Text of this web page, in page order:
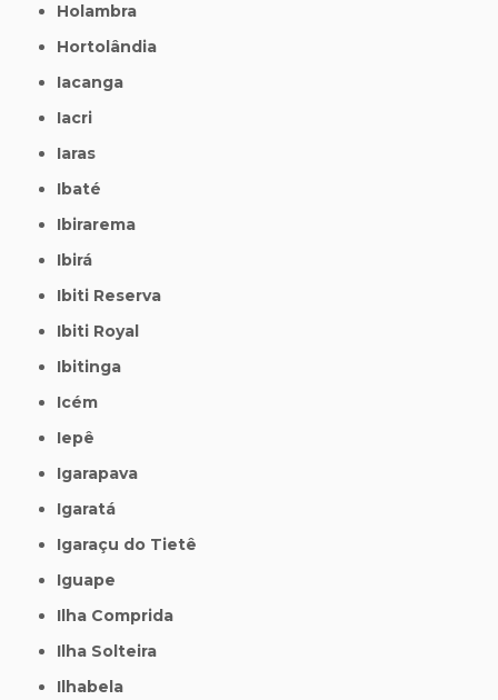
Holambra
Hortolândia
Iacanga
Iacri
Iaras
Ibaté
Ibirarema
Ibirá
Ibiti Reserva
Ibiti Royal
Ibitinga
Icém
Iepê
Igarapava
Igaratá
Igaraçu do Tietê
Iguape
Ilha Comprida
Ilha Solteira
Ilhabela